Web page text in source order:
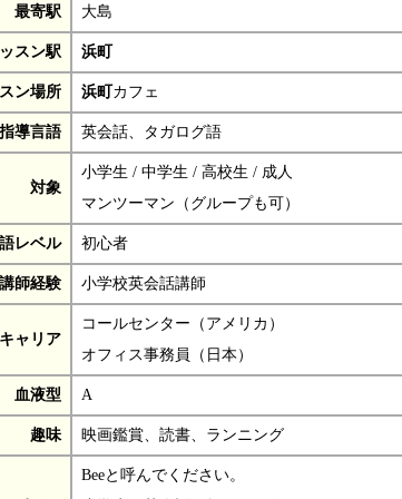
最寄駅 大島
スン駅 浜町
ン場所 浜町 カフェ
指導言語 英会話、タガログ語
対象
小学生 / 中学生 / 高校生 / 成人
マンツーマン（グループも可）
レベル 初心者
講師経験 小学校英会話講師
キャリア
コールセンター（アメリカ）
オフィス事務員（日本）
血液型 A
趣味 映画鑑賞、読書、ランニング
Beeと呼んでください。